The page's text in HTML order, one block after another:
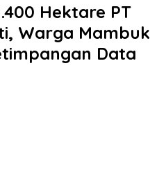
Hektare PT
Warga Mambuk
Data